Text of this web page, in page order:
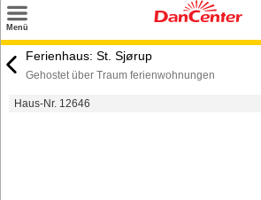
Menü
Suchen
Ferienhaus: St. Sjørup
Gehostet über Traum ferienwohnungen
Haus-Nr. 12646